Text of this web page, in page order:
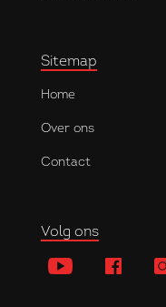
Sitemap
Home
Over ons
Contact
Volg ons